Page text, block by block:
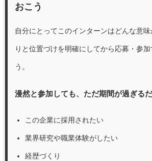
おこう
自分にとってこのインターンはどんな意
りと位置づけを明確にしてから応募・参
う。
漫然と参加しても、ただ期間が過ぎる
この企業に採用されたい
業界研究や職業体験がしたい
経歴づくり